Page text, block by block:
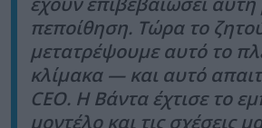
πεποίθηση. Τώρα το
μετατρέψουμε αυτό το
κλίμακα — και αυτό
CEO. Η Βάντα έχτισε το
μοντέλο και τις σχέσεις